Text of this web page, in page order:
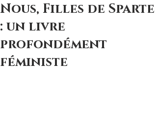
Nous, Filles de Sparte
: un livre
profondément
féministe